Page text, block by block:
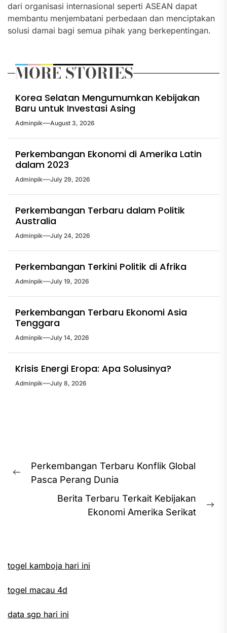
dari organisasi internasional seperti ASEAN dapat
membantu menjembatani perbedaan dan menciptakan
solusi damai bagi semua pihak yang berkepentingan.
MORE STORIES
Korea Selatan Mengumumkan Kebijakan
Baru untuk Investasi Asing
Adminpik August 3, 2026
Perkembangan Ekonomi di Amerika Latin
dalam 2023
Adminpik July 29, 2026
Perkembangan Terbaru dalam Politik
Australia
Adminpik July 24, 2026
Perkembangan Terkini Politik di Afrika
Adminpik July 19, 2026
Perkembangan Terbaru Ekonomi Asia
Tenggara
Adminpik July 14, 2026
Krisis Energi Eropa: Apa Solusinya?
Adminpik July 8, 2026
Post
navigation
Previous
Perkembangan Terbaru Konflik Global
Pasca Perang Dunia
Berita Terbaru Terkait Kebijakan
Ekonomi Amerika Serikat
togel kamboja hari ini
togel macau 4d
data sgp hari ini